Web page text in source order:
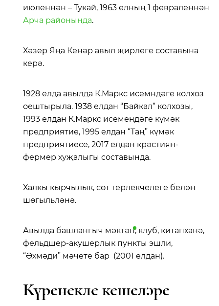
июленнән – Тукай, 1963 елның 1 февраленнән
Арча районында.
Хәзер Яңа Кенәр авыл җирлеге составына
керә.
1928 елда авылда К.Маркс исемндәге колхоз
оештырыла. 1938 елдан “Байкал” колхозы,
1993 елдан К.Маркс исемендәге күмәк
предприятие, 1995 елдан “Таң” күмәк
предприятиесе, 2017 елдан крәстиян-
фермер хуҗалыгы составында.
Халкы кырчылык, сөт терлекчелеге белән
шөгыльләнә.
Авылда башлангыч мәктәп, клуб, китапханә,
фельдшер-акушерлык пункты эшли,
“Әхмәди” мәчете бар (2001 елдан).
Күренекле кешеләре